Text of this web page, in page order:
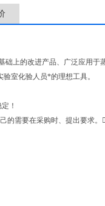
础上的改进产品、广泛应用
室化验人员*的理想工具。
！
的需要在采购时、提出要求。